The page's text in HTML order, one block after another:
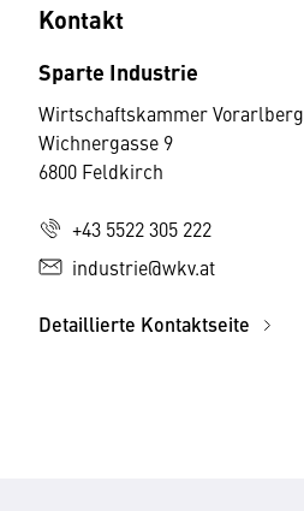
Kontakt
Sparte Industrie
Wirtschaftskammer Vorarlberg
Wichnergasse 9
6800 Feldkirch
+43 5522 305 222
industrie@wkv.at
Detaillierte Kontaktseite